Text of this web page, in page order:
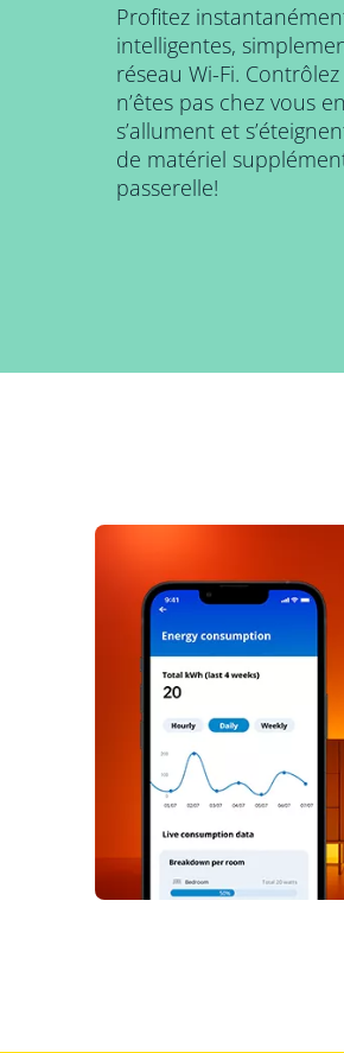
Profitez
intelligentes,
réseau Wi-Fi.
n’êtes pas chez vous
s’allument et
de matériel
passerelle!